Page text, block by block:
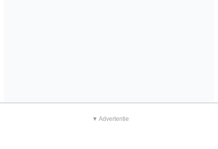
▼ Advertentie